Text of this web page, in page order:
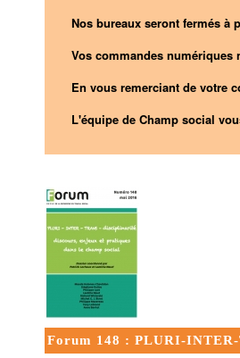
Nos bureaux seront fermés à
Vos commandes numériques
En vous remerciant de votre
L'équipe de Champ social
Forum 148 : PLURI-